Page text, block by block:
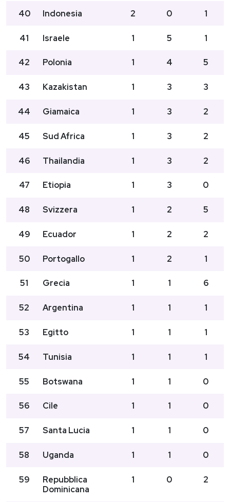
40 Indonesia 2 0 1
41 Israele 1 5 1
42 Polonia 1 4 5
43 Kazakistan 1 3 3
44 Giamaica 1 3 2
45 Sud Africa 1 3 2
46 Thailandia 1 3 2
47 Etiopia 1 3 0
48 Svizzera 1 2 5
49 Ecuador 1 2 2
50 Portogallo 1 2 1
51 Grecia 1 1 6
52 Argentina 1 1 1
53 Egitto 1 1 1
54 Tunisia 1 1 1
55 Botswana 1 1 0
56 Cile 1 1 0
57 Santa Lucia 1 1 0
58 Uganda 1 1 0
59
Repubblica
Dominicana
1 0 2